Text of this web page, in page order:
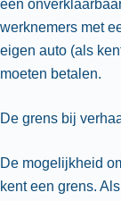
een
werknemers met
eigen auto (als
moeten betalen.
De grens bij
De mogelijkheid
kent een grens.